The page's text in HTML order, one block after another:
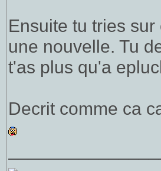
Ensuite tu tries
une nouvelle. Tu
t'as plus qu'a
Decrit comme ca